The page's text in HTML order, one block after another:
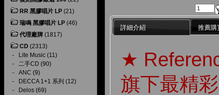
RR 黑膠唱片 LP (21)
瑞鳴 黑膠唱片 LP (46)
代理廠牌 (1817)
CD (2313)
-
Lite Music (11)
- 二手CD (90)
- ANC (9)
-
DECCA 1+1 系列 (12)
-
Delos (69)
詳細介紹 推薦購
★
旗下最精